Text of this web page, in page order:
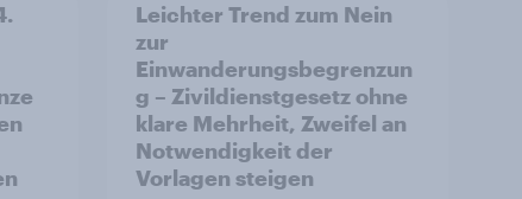
Leichter Trend zum Nein
zur
Einwanderungsbegrenzun
g – Zivildienstgesetz ohne
klare Mehrheit, Zweifel an
Notwendigkeit der
Vorlagen steigen